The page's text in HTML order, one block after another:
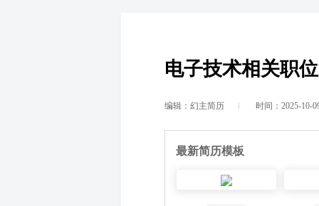
电子技术相关职
编辑：幻主简历 时间：2025-10-
最新简历模板